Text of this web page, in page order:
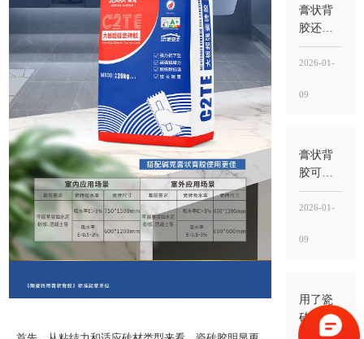
更容易
空鼓
膏状背
胶还需
要瓷砖
胶吗？
背胶
砖胶
管“承托
粘结”
2026-01-
09
膏状背
胶可以
刷地面
吗？能
别刷错
是“刷砖
背”不
是“刷地
2026-01-
09
用了瓷
砖胶还
用水泥